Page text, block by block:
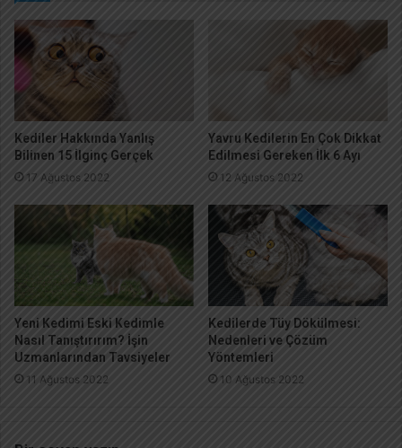
Kediler Hakkında Yanlış
Bilinen 15 İlginç Gerçek
17 Ağustos 2022
Yavru Kedilerin En Çok Dikkat
Edilmesi Gereken İlk 6 Ayı
12 Ağustos 2022
Yeni Kedimi Eski Kedimle
Nasıl Tanıştırırım? İşin
Uzmanlarından Tavsiyeler
11 Ağustos 2022
Kedilerde Tüy Dökülmesi:
Nedenleri ve Çözüm
Yöntemleri
10 Ağustos 2022